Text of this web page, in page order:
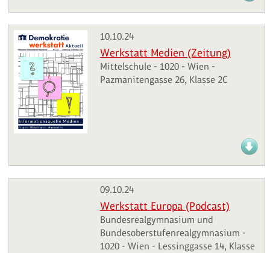
10.10.24
Werkstatt Medien (Zeitung)
Mittelschule - 1020 - Wien -
Pazmanitengasse 26, Klasse 2C
09.10.24
Werkstatt Europa (Podcast)
Bundesrealgymnasium und
Bundesoberstufenrealgymnasium -
1020 - Wien - Lessinggasse 14, Klasse